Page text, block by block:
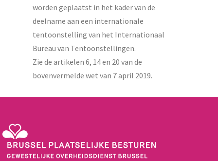
worden geplaatst in het kader van de
deelname aan een internationale
tentoonstelling van het Internationaal
Bureau van Tentoonstellingen.
Zie de artikelen 6, 14 en 20 van de
bovenvermelde wet van 7 april 2019.